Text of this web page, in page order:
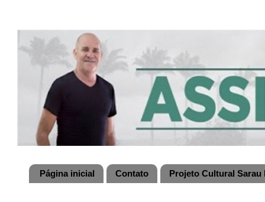
Página inicial Contato Projeto Cultural